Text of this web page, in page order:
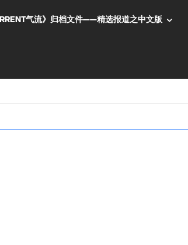
气流》归档文件——精选报道之中文版